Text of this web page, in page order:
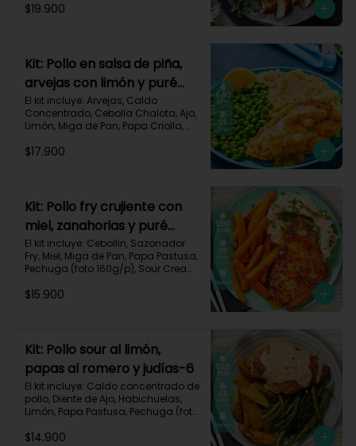
Sour Cream, Tomate Tipo Cherry y
Proteínas 57g
*Acumulas Practi-Puntos
$19.900
Kit: Pollo en salsa de piña,
arvejas con limón y puré
rústico-54
El kit incluye: Arvejas, Caldo
Concentrado, Cebolla Chalota, Ajo,
Limón, Miga de Pan, Papa Criolla,
Impresa.
$17.900
Kit: Pollo fry crujiente con
miel, zanahorias y puré
sour-40
El kit incluye: Cebollin, Sazonador
Fry, Miel, Miga de Pan, Papa Pastusa,
Pechuga (foto 160g/p), Sour Cream,
$15.900
Kit: Pollo sour al limón,
papas al romero y judías-6
El kit incluye: Caldo concentrado de
pollo, Diente de Ajo, Habichuelas,
Limón, Papa Pastusa, Pechuga (foto
Romero, Sour Cream y Receta
$14.900